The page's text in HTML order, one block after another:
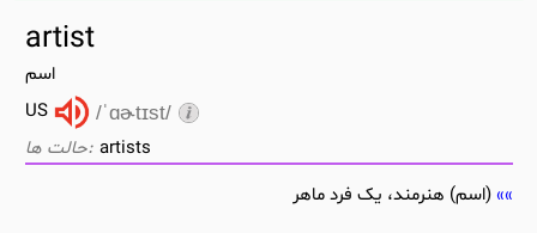
artist
اسم
US
/ˈɑɚtɪst/
artists
(اسم) هنرمند، یک فرد ماهر